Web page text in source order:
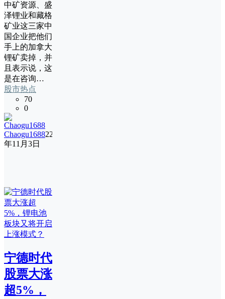
中矿资源、盛
泽锂业和藏格
矿业这三家中
国企业把他们
手上的加拿大
锂矿卖掉，并
且表示说，这
是在咨询…
股市热点
70
0
Chaogu168822
年11月3日
宁德时代
股票大涨
超5%，